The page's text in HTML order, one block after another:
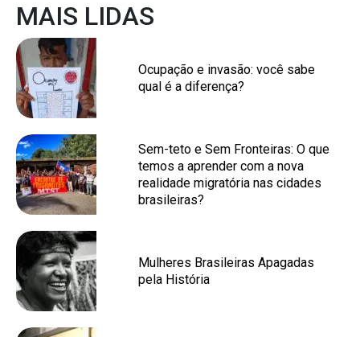
MAIS LIDAS
Ocupação e invasão: você sabe
qual é a diferença?
Sem-teto e Sem Fronteiras: O que
temos a aprender com a nova
realidade migratória nas cidades
brasileiras?
Mulheres Brasileiras Apagadas
pela História